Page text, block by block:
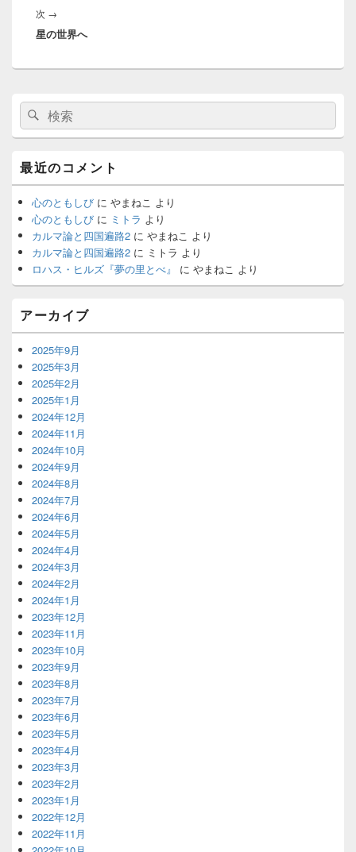
ゲ
ー
シ
次 →
の
稿:
星の世界へ
ン
サ
ド
バ
ー
ウ
ジ
ェ
ッ
ト
リ
検
索:
検
索
最近のコメント
心のともしび に やまねこ より
心のともしび に ミトラ より
カルマ論と四国遍路2 に やまねこ より
カルマ論と四国遍路2 に ミトラ より
ロハス・ヒルズ『夢の里とべ』
に やまねこ より
アーカイブ
2025年9月
2025年3月
2025年2月
2025年1月
2024年12月
2024年11月
2024年10月
2024年9月
2024年8月
2024年7月
2024年6月
2024年5月
2024年4月
2024年3月
2024年2月
2024年1月
2023年12月
2023年11月
2023年10月
2023年9月
2023年8月
2023年7月
2023年6月
2023年5月
2023年4月
2023年3月
2023年2月
2023年1月
2022年12月
2022年11月